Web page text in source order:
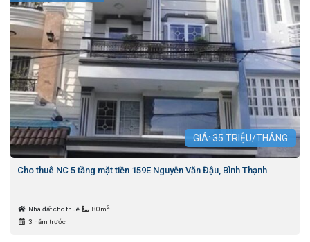
GIÁ: 35 TRIỆU/THÁNG
Cho thuê NC 5 tầng mặt tiền 159E Nguyễn Văn Đậu, Bình Thạnh
Nhà đất cho thuê 80m 2
3 năm trước